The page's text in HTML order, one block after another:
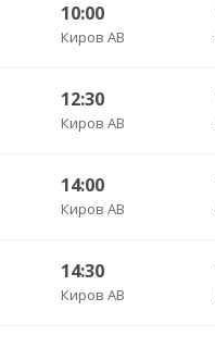
10:00
Киров АВ
12:30
Киров АВ
14:00
Киров АВ
14:30
Киров АВ